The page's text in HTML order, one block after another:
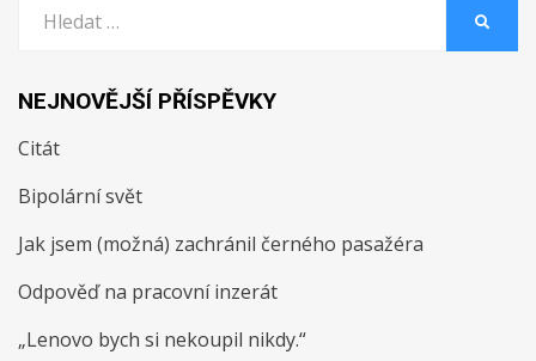
NEJNOVĚJŠÍ PŘÍSPĚVKY
Citát
Bipolární svět
Jak jsem (možná) zachránil černého pasažéra
Odpověď na pracovní inzerát
„Lenovo bych si nekoupil nikdy.“